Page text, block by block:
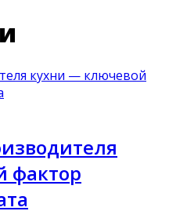
фактор